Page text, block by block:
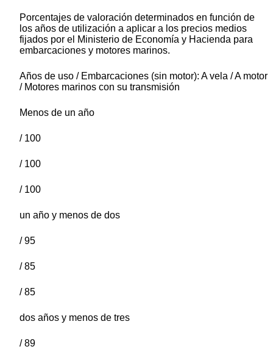
Porcentajes de valoración determinados en función de
los años de utilización a aplicar a los precios medios
fijados por el Ministerio de Economía y Hacienda para
embarcaciones y motores marinos.
Años de uso / Embarcaciones (sin motor): A vela / A motor
/ Motores marinos con su transmisión
Menos de un año
/ 100
/ 100
/ 100
un año y menos de dos
/ 95
/ 85
/ 85
dos años y menos de tres
/ 89